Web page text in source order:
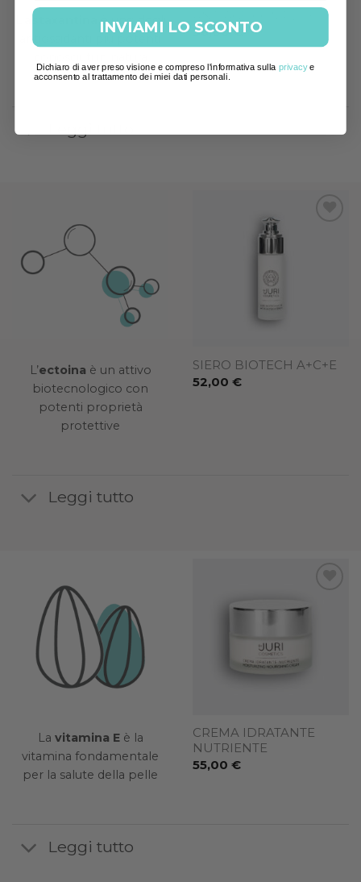
è uno degli
antiossidanti più potenti
36,00€
L’ectoina è un attivo
biotecnologico con
potenti proprietà
protettive
SIERO BIOTECH A+C+E
52,00 €
Leggi tutto
La vitamina Eè la
vitamina fondamentale
per la salute della pelle
CREMA IDRATANTE
NUTRIENTE
55,00 €
SIERO BIOTECH A+C+E
52,00 €
Leggi tutto
INVIAMI LO SCONTO
Dichiaro di aver preso visione e compreso l'informativa sulla privacye
acconsento al trattamento dei miei dati personali.